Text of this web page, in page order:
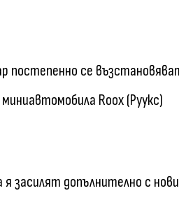
постепенно се
Roox (Руукс)
засилят допълнително с